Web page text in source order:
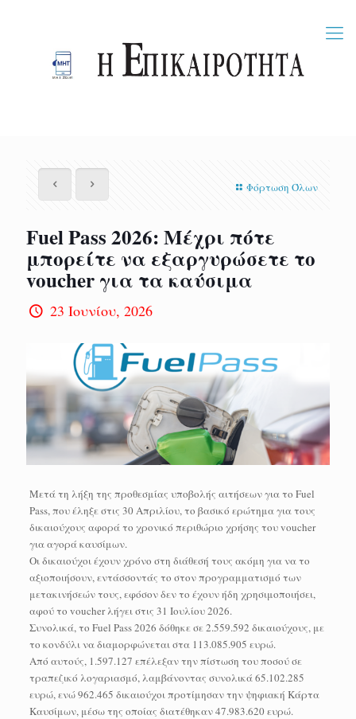
Φόρτωση Όλων
Fuel Pass 2026: Μέχρι πότε
μπορείτε να εξαργυρώσετε το
voucher για τα καύσιμα
23 Ιουνίου, 2026
Μετά τη λήξη της προθεσμίας υποβολής αιτήσεων για το Fuel
Pass, που έληξε στις 30 Απριλίου, το βασικό ερώτημα για τους
δικαιούχους αφορά το χρονικό περιθώριο χρήσης του voucher
για αγορά καυσίμων.
Οι δικαιούχοι έχουν χρόνο στη διάθεσή τους ακόμη για να το
αξιοποιήσουν, εντάσσοντάς το στον προγραμματισμό των
μετακινήσεών τους, εφόσον δεν το έχουν ήδη χρησιμοποιήσει,
αφού το voucher λήγει στις 31 Ιουλίου 2026.
Συνολικά, το Fuel Pass 2026 δόθηκε σε 2.559.592 δικαιούχους, με
το κονδύλι να διαμορφώνεται στα 113.085.905 ευρώ.
Από αυτούς, 1.597.127 επέλεξαν την πίστωση του ποσού σε
τραπεζικό λογαριασμό, λαμβάνοντας συνολικά 65.102.285
ευρώ, ενώ 962.465 δικαιούχοι προτίμησαν την ψηφιακή Κάρτα
Καυσίμων, μέσω της οποίας διατέθηκαν 47.983.620 ευρώ.